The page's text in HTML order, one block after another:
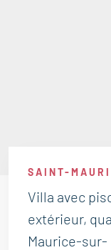
SAINT-
Villa avec
extérieur,
Maurice-sur-